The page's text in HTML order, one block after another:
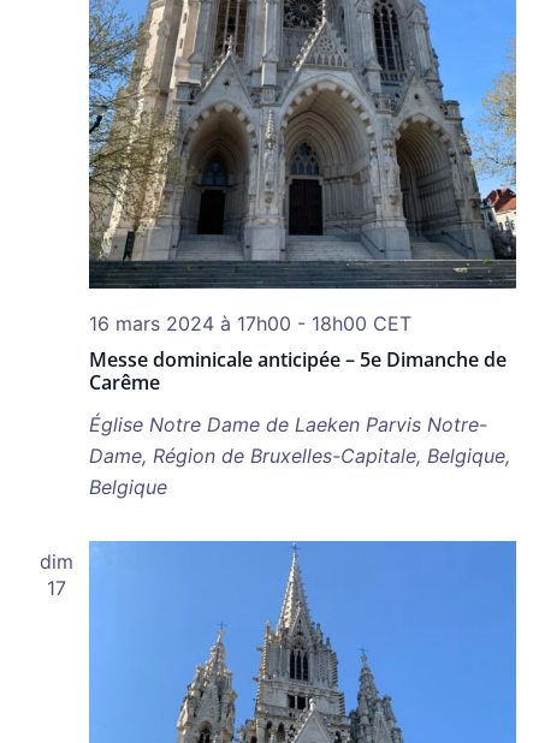
Messe dominicale anticipée – 5e Dimanche de
Carême
16 mars 2024 à 17h00 - 18h00 CET
Église Notre Dame de Laeken Parvis Notre-
Dame, Région de Bruxelles-Capitale, Belgique,
Belgique
dim
17